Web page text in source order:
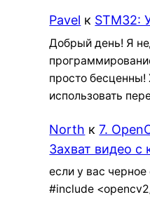
Pavel к STM32:
Добрый день! Я
просто бесценны!
использовать
North к7.
Захват видео с
если у вас черное
#include